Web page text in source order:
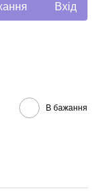
Вхід
В бажання